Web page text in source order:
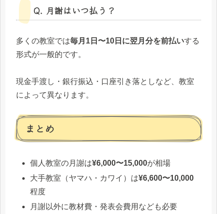
Q. 月謝はいつ払う？
多くの教室では毎月1日〜10日に翌月分を前払いする
形式が一般的です。
現金手渡し・銀行振込・口座引き落としなど、教室
によって異なります。
まとめ
個人教室の月謝は¥6,000〜15,000が相場
大手教室（ヤマハ・カワイ）は¥6,600〜10,000
程度
月謝以外に教材費・発表会費用なども必要